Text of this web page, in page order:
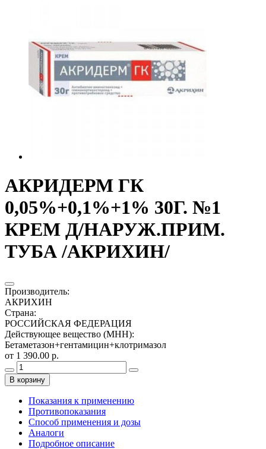
АКРИДЕРМ ГК
0,05%+0,1%+1% 30Г. №1
КРЕМ Д/НАРУЖ.ПРИМ.
ТУБА /АКРИХИН/
Производитель:
АКРИХИН
Страна:
РОССИЙСКАЯ ФЕДЕРАЦИЯ
Действующее вещество (МНН):
Бетаметазон+гентамицин+клотримазол
от 1 390.00 р.
В корзину
Показания к применению
Противопоказания
Способ применения и дозы
Аналоги
Подробное описание